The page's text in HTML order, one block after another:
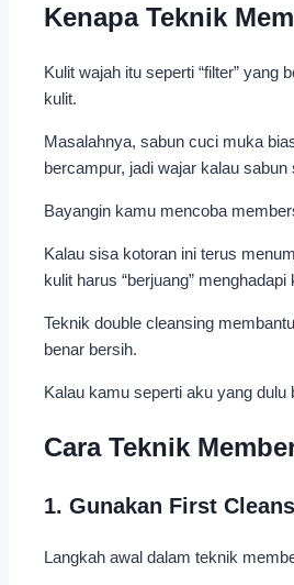
Kenapa Teknik
Kulit wajah itu seperti “filter”
kulit.
Masalahnya, sabun cuci muka
bercampur, jadi wajar kalau
Bayangin kamu mencoba
Kalau sisa kotoran ini terus
kulit harus “berjuang”
Teknik double cleansing
benar bersih.
Kalau kamu seperti aku yang
Cara Teknik
1. Gunakan First
Langkah awal dalam teknik